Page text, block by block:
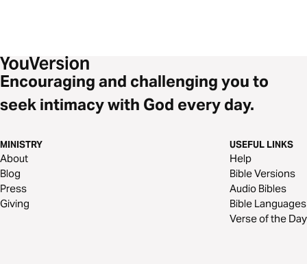
Encouraging and challenging you to
seek intimacy with God every day.
MINISTRY
About
Blog
Press
Giving
USEFUL LINKS
Help
Bible Versions
Audio Bibles
Bible Languages
Verse of the Day